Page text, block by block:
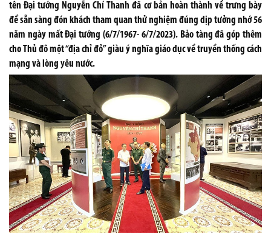
tên Đại tướng Nguyễn Chí Thanh đã cơ bản hoàn thành về trưng bày
để sẵn sàng đón khách tham quan thử nghiệm đúng dịp tưởng nhớ 56
năm ngày mất Đại tướng (6/7/1967- 6/7/2023). Bảo tàng đã góp thêm
cho Thủ đô một “địa chỉ đỏ” giàu ý nghĩa giáo dục về truyền thống cách
mạng và lòng yêu nước.